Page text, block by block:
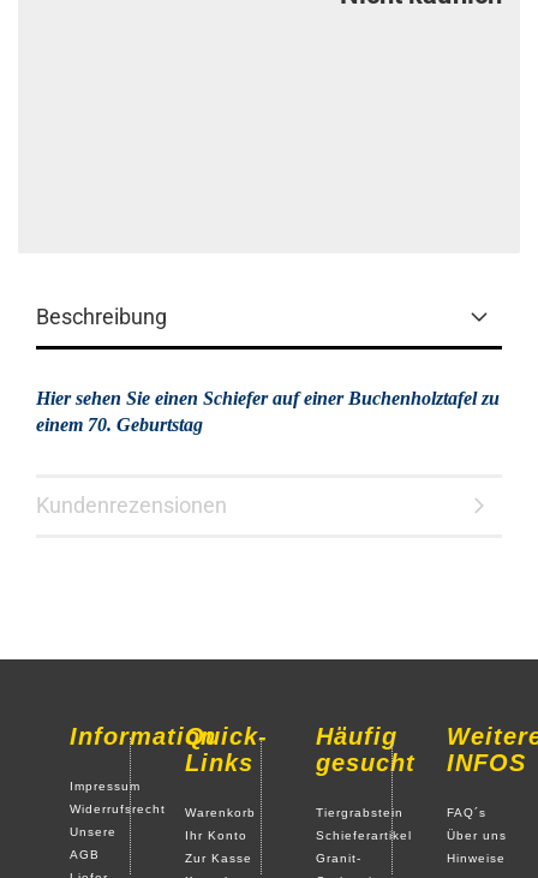
Beschreibung
Hier sehen Sie einen Schiefer auf einer Buchenholztafel zu
einem 70. Geburtstag
Kundenrezensionen
Information
Impressum
Widerrufsrecht
Unsere
AGB
Quick-
Links
Warenkorb
Ihr Konto
Zur Kasse
Häufig
gesucht
Tiergrabstein
Schieferartikel
Granit-
INFOS
FAQ´s
Über uns
Hinweise